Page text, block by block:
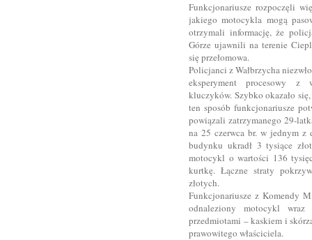
Funkcjonariusze rozpoczęli
jakiego motocykla mogą
otrzymali informację, że
Górze ujawnili na terenie
się przełomowa.
Policjanci z Wałbrzycha
eksperyment procesowy z
kluczyków. Szybko okazało
ten sposób funkcjonariusze
powiązali zatrzymanego 29-
na 25 czerwca br. w jednym
budynku ukradł 3 tysiące
motocykl o wartości 136
kurtkę. Łączne straty
złotych.
Funkcjonariusze z Komendy
odnaleziony motocykl
przedmiotami – kaskiem i
prawowitego właściciela.